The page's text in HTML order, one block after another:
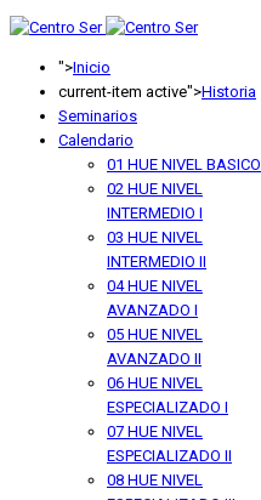
">Inicio
current-item active">Historia
Seminarios
Calendario
01 HUE NIVEL BASICO
02 HUE NIVEL
INTERMEDIO I
03 HUE NIVEL
INTERMEDIO II
04 HUE NIVEL
AVANZADO I
05 HUE NIVEL
AVANZADO II
06 HUE NIVEL
ESPECIALIZADO I
07 HUE NIVEL
ESPECIALIZADO II
08 HUE NIVEL
anterior
anterior
año
mes